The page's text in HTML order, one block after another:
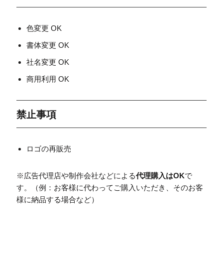
色変更 OK
書体変更 OK
社名変更 OK
商用利用 OK
禁止事項
ロゴの再販売
※広告代理店や制作会社などによる代理購入はOKで
す。（例：お客様に代わってご購入いただき、そのお客
様に納品する場合など）